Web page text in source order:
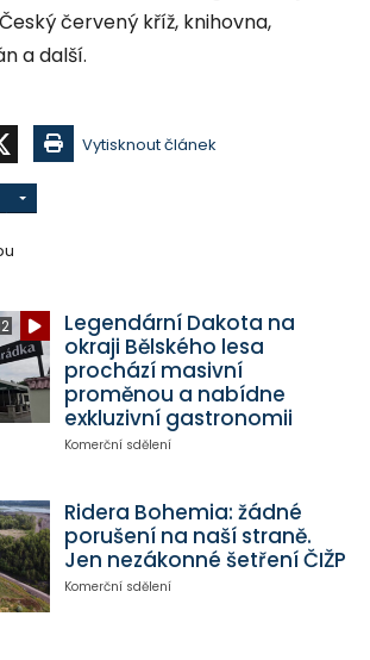
červený kříž, knihovna,
a další.
Vytisknout článek
Legendární Dakota na
okraji Bělského lesa
prochází masivní
proměnou a nabídne
exkluzivní gastronomii
Komerční sdělení
Ridera Bohemia: žádné
porušení na naší straně.
Jen nezákonné šetření ČIŽP
Komerční sdělení